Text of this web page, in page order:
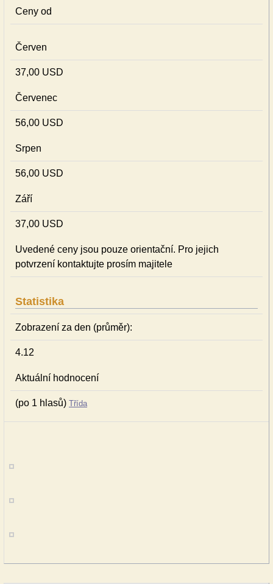
Ceny od
Červen
37,00 USD
Červenec
56,00 USD
Srpen
56,00 USD
Září
37,00 USD
Uvedené ceny jsou pouze orientační. Pro jejich
potvrzení kontaktujte prosím majitele
Statistika
Zobrazení za den (průměr):
4.12
Aktuální hodnocení
(po 1 hlasů) Třída